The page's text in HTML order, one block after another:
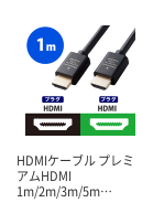
HDMIケーブル プレミ
アムHDMI
1m/2m/3m/5m…